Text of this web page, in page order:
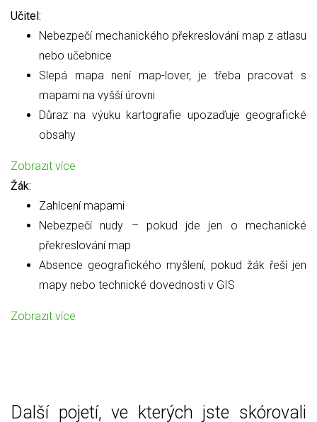
Učitel:
Nebezpečí mechanického překreslování map z atlasu
nebo učebnice
Slepá mapa není map-lover, je třeba pracovat s
mapami na vyšší úrovni
Důraz na výuku kartografie upozaďuje geografické
obsahy
Zobrazit více
Žák:
Zahlcení mapami
Nebezpečí nudy – pokud jde jen o mechanické
překreslování map
Absence geografického myšlení, pokud žák řeší jen
mapy nebo technické dovednosti v GIS
Zobrazit více
Další pojetí, ve kterých jste skórovali